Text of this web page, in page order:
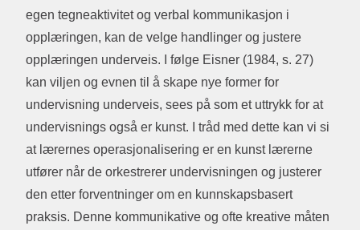
egen tegneaktivitet og verbal kommunikasjon i
opplæringen, kan de velge handlinger og justere
opplæringen underveis. I følge Eisner (1984, s. 27)
kan viljen og evnen til å skape nye former for
undervisning underveis, sees på som et uttrykk for at
undervisnings også er kunst. I tråd med dette kan vi si
at lærernes operasjonalisering er en kunst lærerne
utfører når de orkestrerer undervisningen og justerer
den etter forventninger om en kunnskapsbasert
praksis. Denne kommunikative og ofte kreative måten